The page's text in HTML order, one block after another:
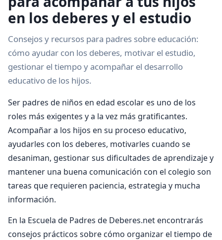
en los deberes y el estudio
Consejos y recursos para padres sobre educación:
cómo ayudar con los deberes, motivar el estudio,
gestionar el tiempo y acompañar el desarrollo
educativo de los hijos.
Ser padres de niños en edad escolar es uno de los
roles más exigentes y a la vez más gratificantes.
Acompañar a los hijos en su proceso educativo,
ayudarles con los deberes, motivarles cuando se
desaniman, gestionar sus dificultades de aprendizaje y
mantener una buena comunicación con el colegio son
tareas que requieren paciencia, estrategia y mucha
información.
En la Escuela de Padres de Deberes.net encontrarás
consejos prácticos sobre cómo organizar el tiempo de